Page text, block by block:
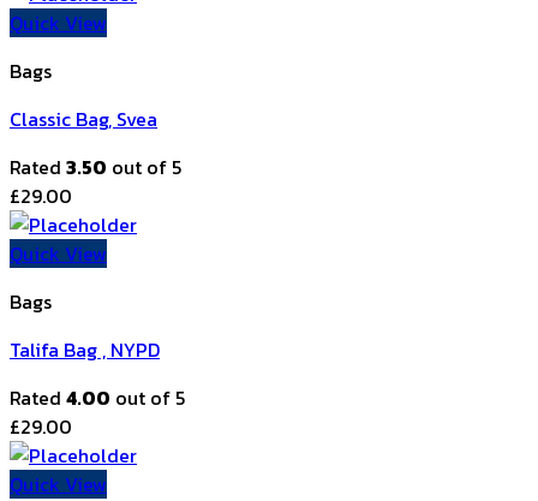
Quick View
Bags
Classic Bag, Svea
Rated 3.50 out of 5
£29.00
Quick View
Bags
Talifa Bag , NYPD
Rated 4.00 out of 5
£29.00
Quick View